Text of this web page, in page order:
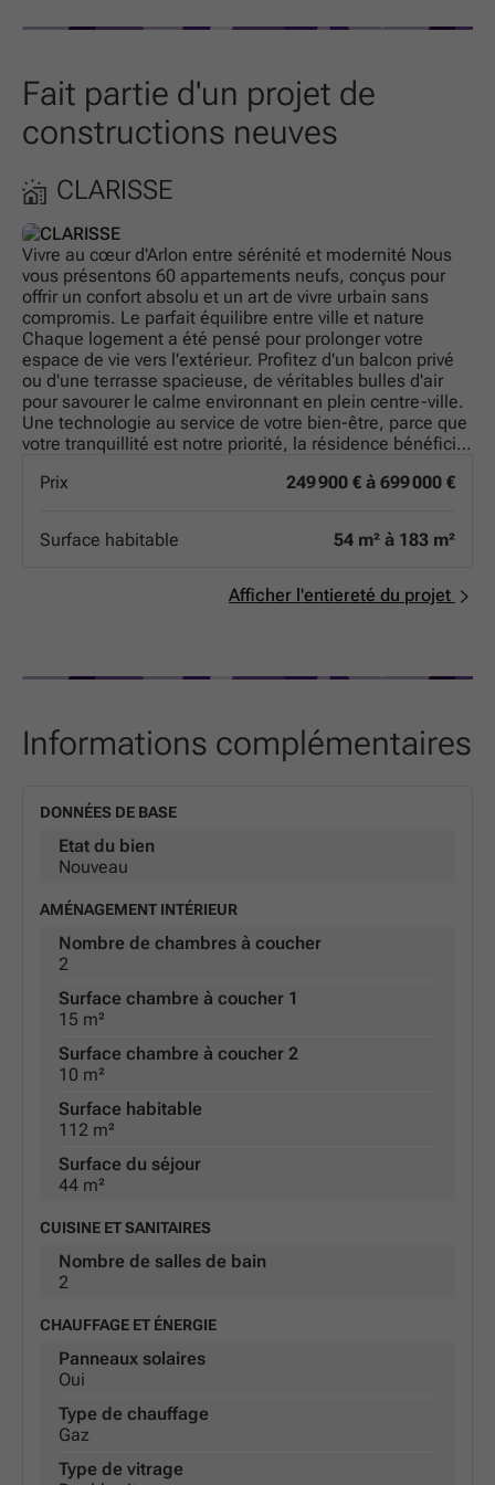
Fait partie d'un projet de
constructions neuves
CLARISSE
Vivre au cœur d'Arlon entre sérénité et modernité Nous
vous présentons 60 appartements neufs, conçus pour
offrir un confort absolu et un art de vivre urbain sans
compromis. Le parfait équilibre entre ville et nature
Chaque logement a été pensé pour prolonger votre
espace de vie vers l'extérieur. Profitez d'un balcon privé
ou d'une terrasse spacieuse, de véritables bulles d'air
pour savourer le calme environnant en plein centre-ville.
Une technologie au service de votre bien-être, parce que
votre tranquillité est notre priorité, la résidence bénéficie
de haute performance : pour un intérieur douillet en
Isolation phonique de pointe : pour vous garantir un
cocon de silence, loin de l'agitation urbaine. Que vous
allient esthétique contemporaine et durabilité au cœur
de l'une des villes les plus dynamiques de la région. Ne
Prix 249 900 € à 699 000 €
Surface habitable 54 m² à 183 m²
Afficher l'entiereté du projet
Informations complémentaires
DONNÉES DE BASE
Etat du bien
Nouveau
AMÉNAGEMENT INTÉRIEUR
Nombre de chambres à coucher
2
Surface chambre à coucher 1
15 m²
Surface chambre à coucher 2
10 m²
Surface habitable
112 m²
Surface du séjour
44 m²
CUISINE ET SANITAIRES
Nombre de salles de bain
2
CHAUFFAGE ET ÉNERGIE
Panneaux solaires
Oui
Type de chauffage
Gaz
Type de vitrage